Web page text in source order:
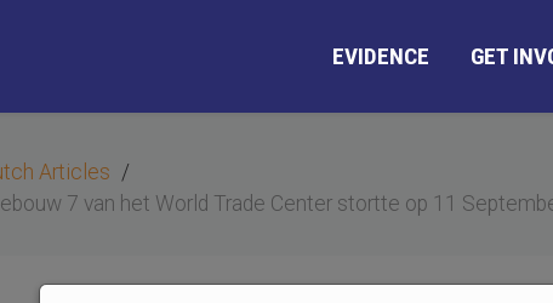
EVIDENCE GET
Articles
7 van het World Trade Center stortte op 11